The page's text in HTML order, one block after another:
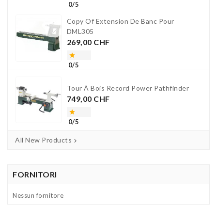
0/5
Copy Of Extension De Banc Pour
DML305
Prezzo
269,00 CHF

0/5
Tour À Bois Record Power Pathfinder
Prezzo
749,00 CHF

0/5
All New Products 
FORNITORI
Nessun fornitore